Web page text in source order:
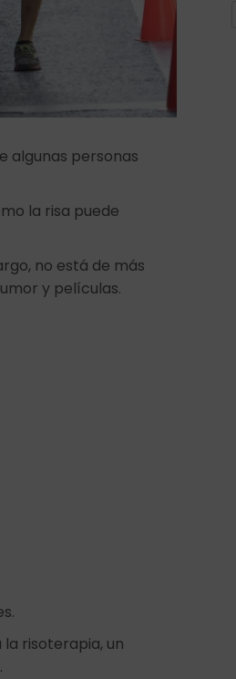
algunas personas
la risa puede
no está de más
y películas.
la risoterapia, un